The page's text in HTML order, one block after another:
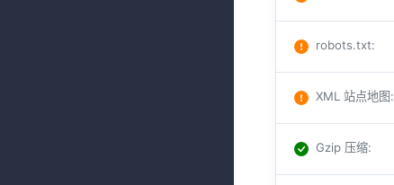
robots.txt:
XML 站点地图:
Gzip 压缩: